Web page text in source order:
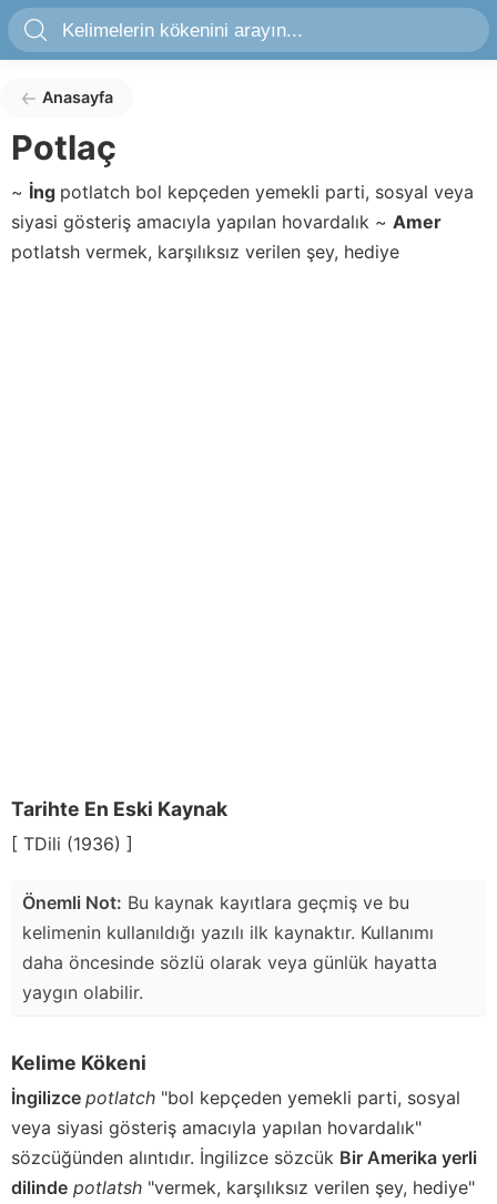
Anasayfa
Potlaç
~ İng potlatch bol kepçeden yemekli parti, sosyal veya
siyasi gösteriş amacıyla yapılan hovardalık ~ Amer
potlatsh vermek, karşılıksız verilen şey, hediye
Tarihte En Eski Kaynak
[ TDili (1936) ]
Önemli Not: Bu kaynak kayıtlara geçmiş ve bu
kelimenin kullanıldığı yazılı ilk kaynaktır. Kullanımı
daha öncesinde sözlü olarak veya günlük hayatta
yaygın olabilir.
Kelime Kökeni
İngilizce potlatch "bol kepçeden yemekli parti, sosyal
veya siyasi gösteriş amacıyla yapılan hovardalık"
sözcüğünden alıntıdır. İngilizce sözcük Bir Amerika yerli
dilinde potlatsh "vermek, karşılıksız verilen şey, hediye"